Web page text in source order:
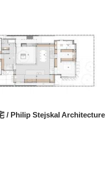
/ Philip Stejskal Architecture